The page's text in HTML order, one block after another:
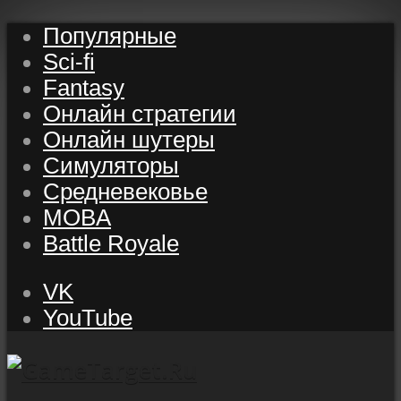
Популярные
Sci-fi
Fantasy
Онлайн стратегии
Онлайн шутеры
Симуляторы
Средневековье
MOBA
Battle Royale
VK
YouTube